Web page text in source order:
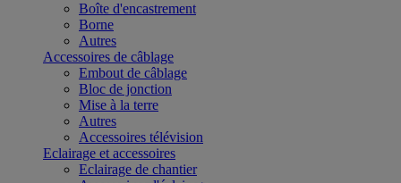
Boîte d'encastrement
Borne
Autres
Accessoires de câblage
Embout de câblage
Bloc de jonction
Mise à la terre
Autres
Accessoires télévision
Eclairage et accessoires
Eclairage de chantier